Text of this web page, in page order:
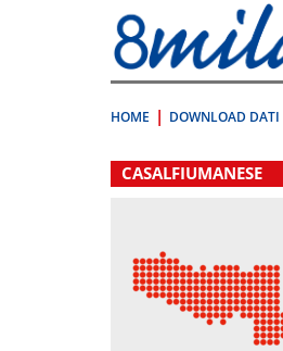
direttamente
a:
Contenuto
HOME DOWNLOAD DATI
.
CASALFIUMANESE